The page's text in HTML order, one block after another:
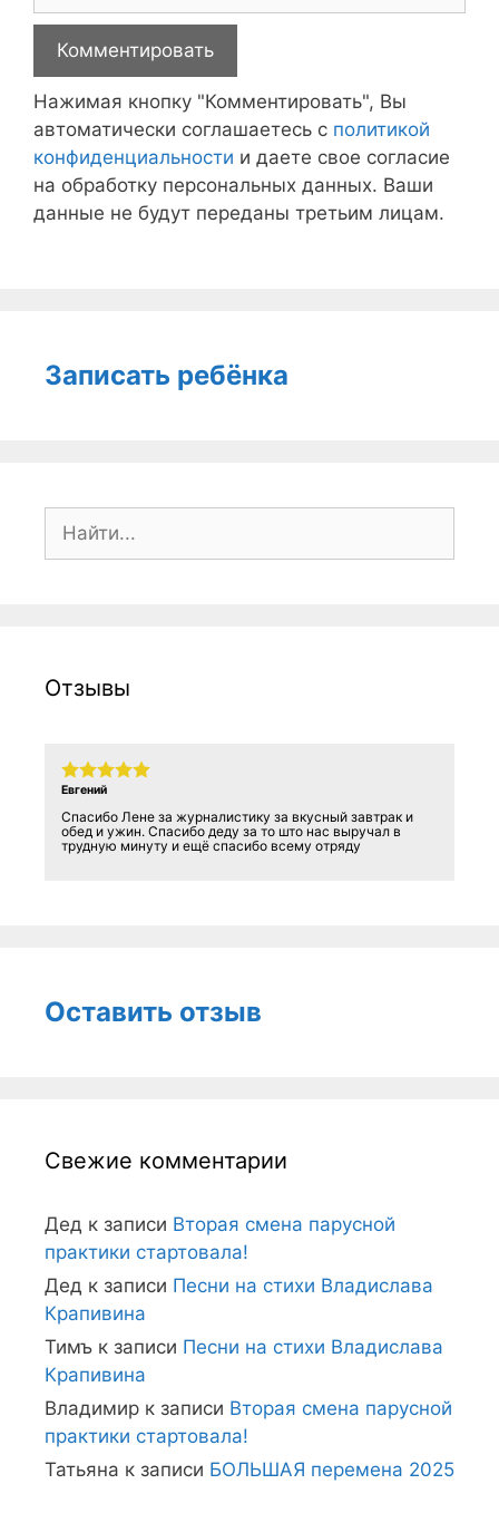
Нажимая кнопку "Комментировать", Вы
автоматически соглашаетесь с политикой
конфиденциальности и даете свое согласие
на обработку персональных данных. Ваши
данные не будут переданы третьим лицам.
Записать ребёнка
Поиск:
Отзывы
Евгений
Спасибо Лене за журналистику за вкусный завтрак и
обед и ужин. Спасибо деду за то што нас выручал в
трудную минуту и ещё спасибо всему отряду
Оставить отзыв
Свежие комментарии
Дед к записи Вторая смена парусной
практики стартовала!
Дед к записи Песни на стихи Владислава
Крапивина
Тимъ к записи Песни на стихи Владислава
Крапивина
Владимир к записи Вторая смена парусной
практики стартовала!
Татьяна к записи БОЛЬШАЯ перемена 2025